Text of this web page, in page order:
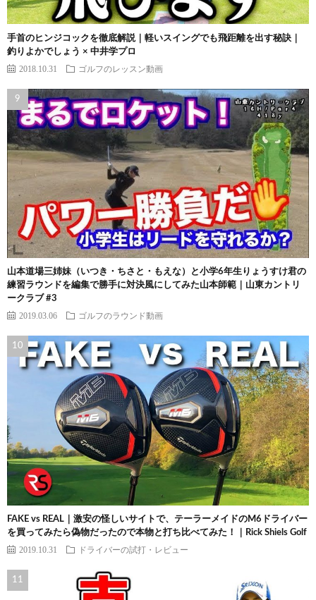
手首のヒンジコックを徹底解説｜軽いスイングでも飛距離を出す秘訣｜
釣りよかでしょう × 中井学プロ
2018.10.31 ゴルフのレッスン動画
山本道場三姉妹（いつき・ちさと・もえな）と小学6年生りょうすけ君の
練習ラウンドを編集で勝手に対決風にしてみた山本師範｜山東カントリ
ークラブ #3
2019.03.06 ゴルフのラウンド動画
FAKE vs REAL｜激安の怪しいサイトで、テーラーメイドのM6ドライバー
を買ってみたら偽物だったので本物と打ち比べてみた！｜Rick Shiels Golf
2019.10.31 ドライバーの試打・レビュー